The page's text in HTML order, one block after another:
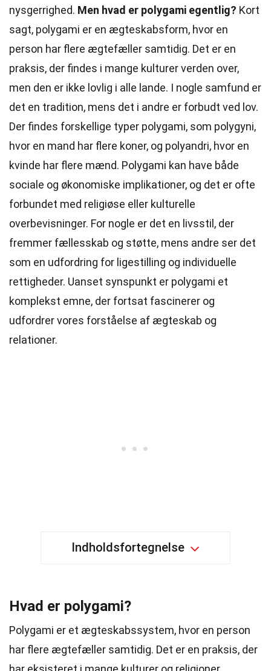
nysgerrighed. Men hvad er polygami egentlig? Kort
sagt, polygami er en ægteskabsform, hvor en
person har flere ægtefæller samtidig. Det er en
praksis, der findes i mange kulturer verden over,
men den er ikke lovlig i alle lande. I nogle samfund er
det en tradition, mens det i andre er forbudt ved lov.
Der findes forskellige typer polygami, som polygyni,
hvor en mand har flere koner, og polyandri, hvor en
kvinde har flere mænd. Polygami kan have både
sociale og økonomiske implikationer, og det er ofte
forbundet med religiøse eller kulturelle
overbevisninger. For nogle er det en livsstil, der
fremmer fællesskab og støtte, mens andre ser det
som en udfordring for ligestilling og individuelle
rettigheder. Uanset synspunkt er polygami et
komplekst emne, der fortsat fascinerer og
udfordrer vores forståelse af ægteskab og
relationer.
Indholdsfortegnelse
Hvad er polygami?
Polygami er et ægteskabssystem, hvor en person
har flere ægtefæller samtidig. Det er en praksis, der